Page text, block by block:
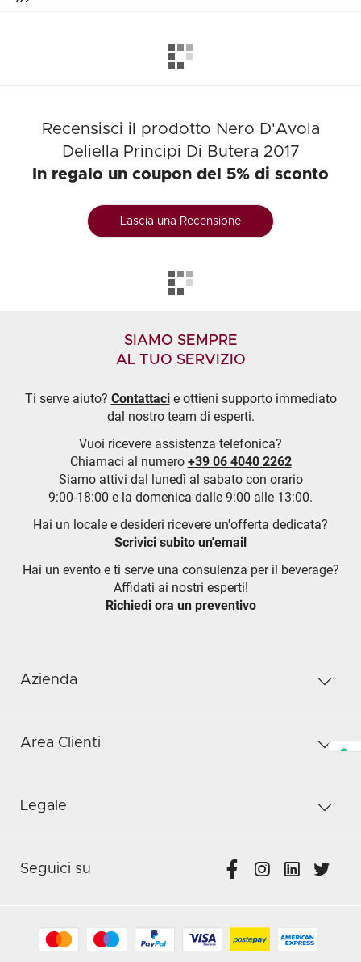
Recensisci il prodotto Nero D'Avola
Deliella Principi Di Butera 2017
In regalo un coupon del 5% di sconto
Lascia una Recensione
SIAMO SEMPRE
AL TUO SERVIZIO
Ti serve aiuto? Contattacie ottieni supporto immediato
dal nostro team di esperti.
Vuoi ricevere assistenza telefonica?
Chiamaci al numero +39 06 4040 2262
Siamo attivi dal lunedì al sabato con orario
9:00-18:00 e la domenica dalle 9:00 alle 13:00.
Hai un locale e desideri ricevere un'offerta dedicata?
Scrivici subito un'email
Hai un evento e ti serve una consulenza per il beverage?
Affidati ai nostri esperti!
Richiedi ora un preventivo
Azienda
Area Clienti
Legale
Seguici su